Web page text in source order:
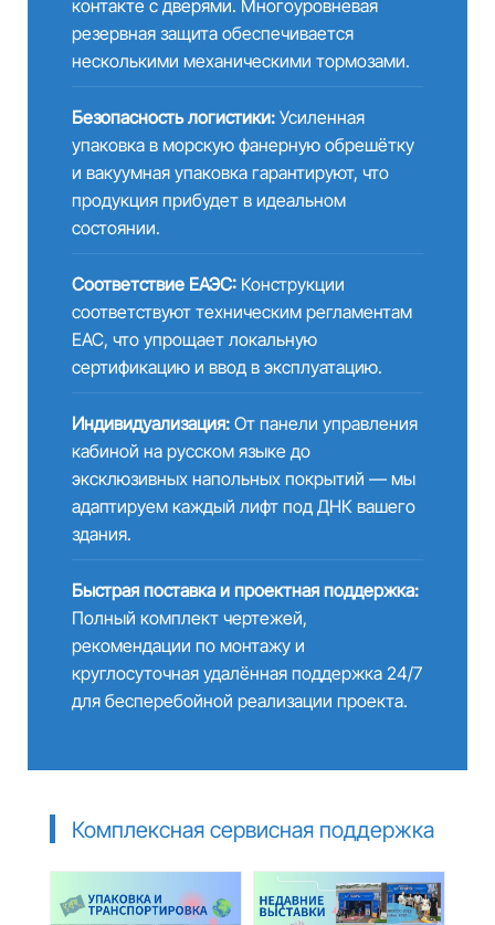
контакте с дверями. Многоуровневая
резервная защита обеспечивается
несколькими механическими тормозами.
Безопасность логистики:Усиленная
упаковка в морскую фанерную обрешётку
и вакуумная упаковка гарантируют, что
продукция прибудет в идеальном
состоянии.
Соответствие ЕАЭС:Конструкции
соответствуют техническим регламентам
EAC, что упрощает локальную
сертификацию и ввод в эксплуатацию.
Индивидуализация:От панели управления
кабиной на русском языке до
эксклюзивных напольных покрытий — мы
адаптируем каждый лифт под ДНК вашего
здания.
Быстрая поставка и проектная поддержка:
Полный комплект чертежей,
рекомендации по монтажу и
круглосуточная удалённая поддержка 24/7
для бесперебойной реализации проекта.
Комплексная сервисная поддержка